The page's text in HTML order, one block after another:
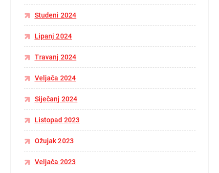
Studeni 2024
Lipanj 2024
Travanj 2024
Veljača 2024
Siječanj 2024
Listopad 2023
Ožujak 2023
Veljača 2023